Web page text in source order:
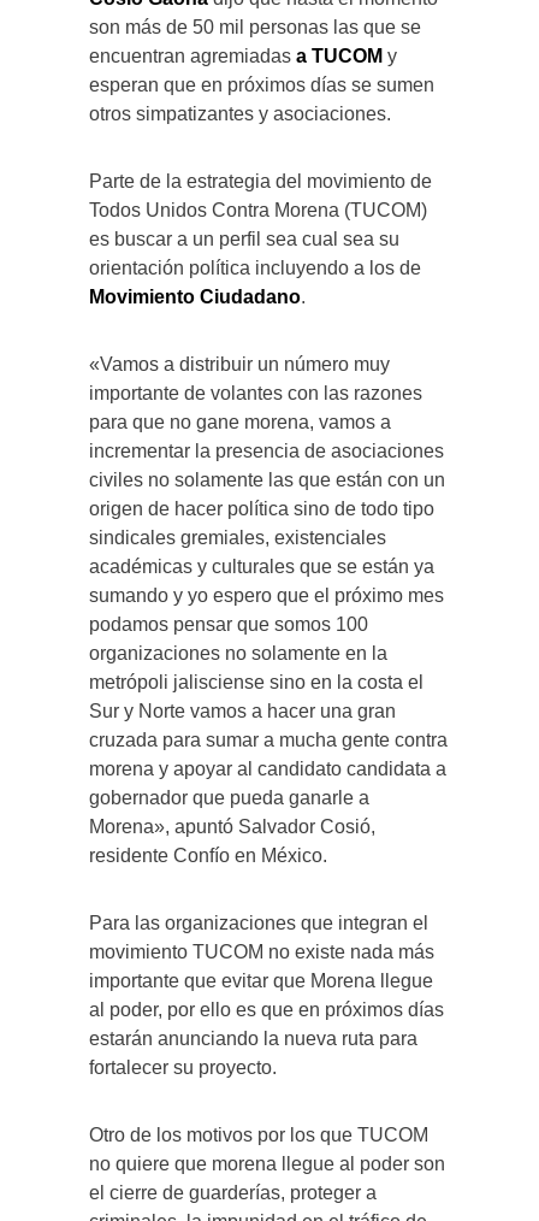
son más de 50 mil personas las que se
encuentran agremiadas a TUCOM y
esperan que en próximos días se sumen
otros simpatizantes y asociaciones.
Parte de la estrategia del movimiento de
Todos Unidos Contra Morena (TUCOM)
es buscar a un perfil sea cual sea su
orientación política incluyendo a los de
Movimiento Ciudadano.
«Vamos a distribuir un número muy
importante de volantes con las razones
para que no gane morena, vamos a
incrementar la presencia de asociaciones
civiles no solamente las que están con un
origen de hacer política sino de todo tipo
sindicales gremiales, existenciales
académicas y culturales que se están ya
sumando y yo espero que el próximo mes
podamos pensar que somos 100
organizaciones no solamente en la
metrópoli jalisciense sino en la costa el
Sur y Norte vamos a hacer una gran
cruzada para sumar a mucha gente contra
morena y apoyar al candidato candidata a
gobernador que pueda ganarle a
Morena», apuntó Salvador Cosió,
residente Confío en México.
Para las organizaciones que integran el
movimiento TUCOM no existe nada más
importante que evitar que Morena llegue
al poder, por ello es que en próximos días
estarán anunciando la nueva ruta para
fortalecer su proyecto.
Otro de los motivos por los que TUCOM
no quiere que morena llegue al poder son
el cierre de guarderías, proteger a